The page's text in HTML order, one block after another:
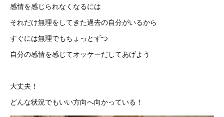
感情を感じられなくなるには
それだけ無理をしてきた過去の自分がいるから
すぐには無理でもちょっとずつ
自分の感情を感じてオッケーだしてあげよう
大丈夫！
どんな状況でもいい方向へ向かっている！